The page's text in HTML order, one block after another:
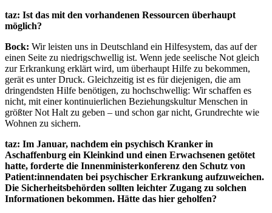
taz: Ist das mit den vorhandenen Ressourcen überhaupt
möglich?
Bock: Wir leisten uns in Deutschland ein Hilfesystem, das auf der
einen Seite zu niedrigschwellig ist. Wenn jede seelische Not gleich
zur Erkrankung erklärt wird, um überhaupt Hilfe zu bekommen,
gerät es unter Druck. Gleichzeitig ist es für diejenigen, die am
dringendsten Hilfe benötigen, zu hochschwellig: Wir schaffen es
nicht, mit einer kontinuierlichen Beziehungskultur Menschen in
größter Not Halt zu geben – und schon gar nicht, Grundrechte wie
Wohnen zu sichern.
taz: Im Januar, nachdem ein psychisch Kranker in
Aschaffenburg ein Kleinkind und einen Erwachsenen getötet
hatte, forderte die Innenministerkonferenz den Schutz von
Patient:innendaten bei psychischer Erkrankung aufzuweichen.
Die Sicherheitsbehörden sollten leichter Zugang zu solchen
Informationen bekommen. Hätte das hier geholfen?